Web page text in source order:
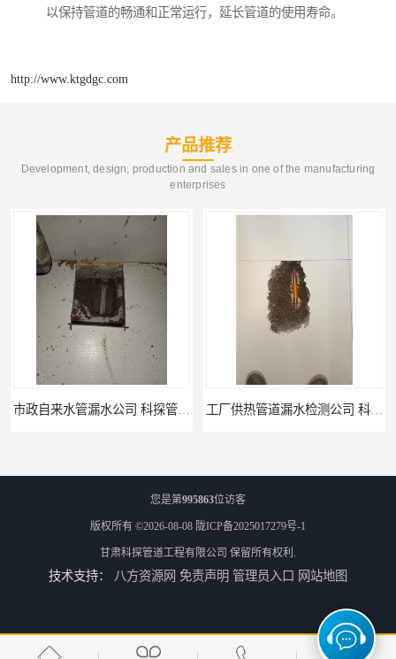
以保持管道的畅通和正常运行，延长管道的使用寿命。
http://www.ktgdgc.com
产品推荐
Development, design, production and sales in one of the manufacturing
enterprises
公司仪器测漏电话 科探管道工程
工厂管道工程 科探管道工程 市政供热管道漏水检测 科探管道工程
您是第995863位访客
版权所有 ©2026-08-08 陇ICP备2025017279号-1
甘肃科探管道工程有限公司 保留所有权利.
技术支持： 八方资源网 免责声明 管理员入口 网站地图